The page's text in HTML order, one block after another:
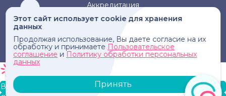
Этот сайт использует cookie для хранения
данных
Продолжая использование, Вы даете согласие на их
обработку и принимаете Пользовательское
соглашение и Политику обработки персональных
данных
Принять
Аккредитация
Информация, представленная на сайте, не может быть
использована для постановки диагноза, назначения
лечения и не заменяет прием врача.
В корзину